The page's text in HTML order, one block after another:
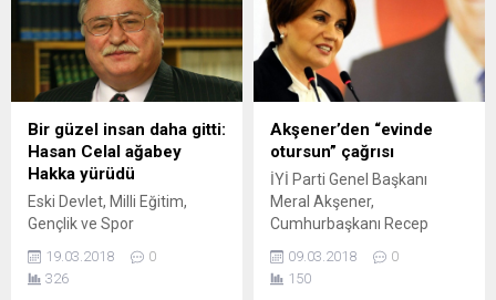
geliyor” – MÜSİAD Genel
Başkanı Kaan: –
“Erken seçim kararını, iş
dünyası ve ülkemizin
geleceği adına son derece
olumlu karşılıyoruz” – İSO
Yönetim Kurulu Başkanı
Bahçıvan: –...
Cumhur ittifakının bir yol
kazasına uğramaması için
yapılmış bir teklif” ANKARA
(AA) – ESİN IŞIK – MHP
Genel Başkan Yardımcısı...
Bir güzel insan daha gitti:
Hasan Celal ağabey
Hakka yürüdü
Eski Devlet, Milli Eğitim,
Gençlik ve Spor
Güzel vefat etti. Uzun
zamandır sağlık sorunları
19.03.2018
0
326
Akşener’den “evinde
otursun” çağrısı
İYİ Parti Genel Başkanı
Meral Akşener,
Cumhurbaşkanı Recep
evde oturmasını istedi.
09.03.2018
0
150